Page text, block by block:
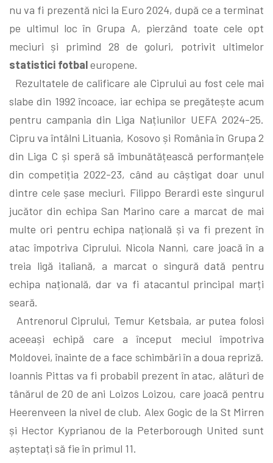
nu va fi prezentă nici la Euro 2024, după ce a terminat
pe ultimul loc în Grupa A, pierzând toate cele opt
meciuri și primind 28 de goluri, potrivit ultimelor
statistici fotbaleuropene.
Rezultatele de calificare ale Ciprului au fost cele mai
slabe din 1992 încoace, iar echipa se pregătește acum
pentru campania din Liga Națiunilor UEFA 2024-25.
Cipru va întâlni Lituania, Kosovo și România în Grupa 2
din Liga C și speră să îmbunătățească performanțele
din competiția 2022-23, când au câștigat doar unul
dintre cele șase meciuri. Filippo Berardi este singurul
jucător din echipa San Marino care a marcat de mai
multe ori pentru echipa națională și va fi prezent în
atac împotriva Ciprului. Nicola Nanni, care joacă în a
treia ligă italiană, a marcat o singură dată pentru
echipa națională, dar va fi atacantul principal marți
seară.
Antrenorul Ciprului, Temur Ketsbaia, ar putea folosi
aceeași echipă care a început meciul împotriva
Moldovei, înainte de a face schimbări în a doua repriză.
Ioannis Pittas va fi probabil prezent în atac, alături de
tânărul de 20 de ani Loizos Loizou, care joacă pentru
Heerenveen la nivel de club. Alex Gogic de la St Mirren
și Hector Kyprianou de la Peterborough United sunt
așteptați să fie în primul 11.